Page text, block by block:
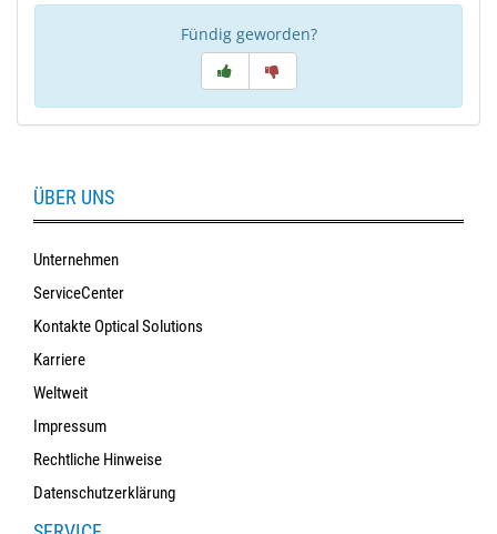
Fündig geworden?
ÜBER UNS
Unternehmen
ServiceCenter
Kontakte Optical Solutions
Karriere
Weltweit
Impressum
Rechtliche Hinweise
Datenschutzerklärung